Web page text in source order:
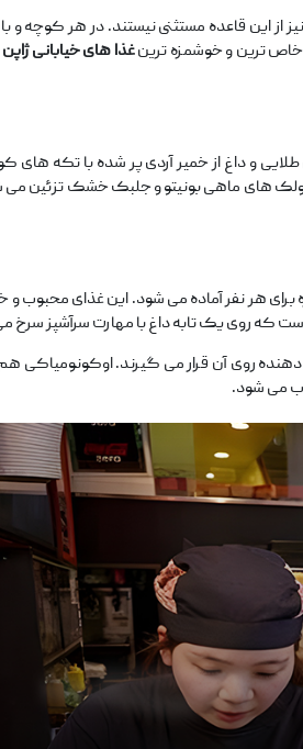
نیز از این قاعده مستثنی نیستند. در هر کوچه و
خاص ‌ترین و خوشمزه‌ ترینغذا های خیابانی ژاپن
و داغ از خمیر آردی پر شده با تکه‌ های
‌های ماهی بونیتو و جلبک خشک تزئین می
هر نفر آماده می‌ شود. این غذای محبوب و
که روی یک تابه داغ با مهارت سرآشپز سرخ
روی آن قرار می ‌گیرند. اوکونومیاکی
می ‌شود.